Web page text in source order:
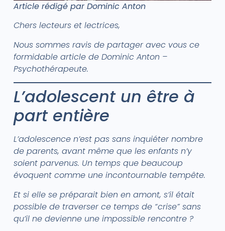
Article rédigé par Dominic Anton
Chers lecteurs et lectrices,
Nous sommes ravis de partager avec vous ce
formidable article de Dominic Anton –
Psychothérapeute.
L’adolescent un être à
part entière
L’adolescence n’est pas sans inquiéter nombre
de parents, avant même que les enfants n’y
soient parvenus. Un temps que beaucoup
évoquent comme une incontournable tempête.
Et si elle se préparait bien en amont, s’il était
possible de traverser ce temps de “crise” sans
qu’il ne devienne une impossible rencontre ?